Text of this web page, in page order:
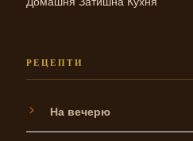
РЕЦЕПТИ
На вечерю